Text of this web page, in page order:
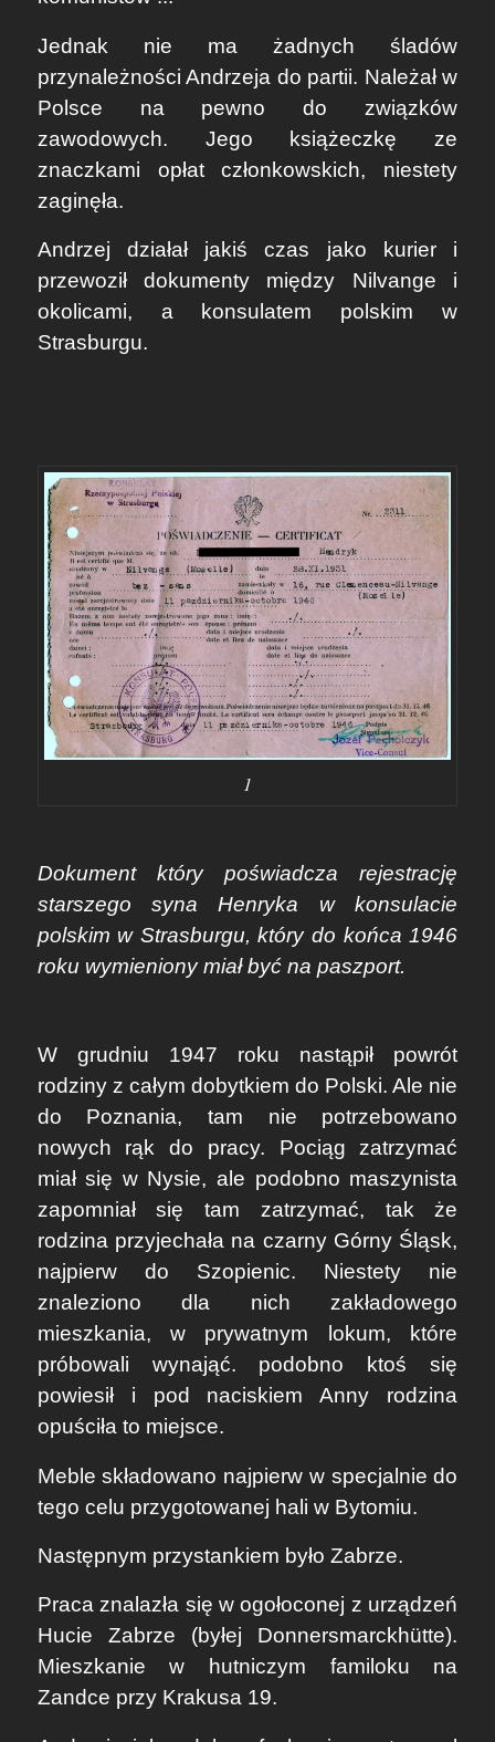
Jednak nie ma żadnych śladów
przynależności Andrzeja do partii. Należał w
Polsce na pewno do związków
zawodowych. Jego książeczkę ze
znaczkami opłat członkowskich, niestety
zaginęła.
Andrzej działał jakiś czas jako kurier i
przewoził dokumenty między Nilvange i
okolicami, a konsulatem polskim w
Strasburgu.
1
Dokument który poświadcza rejestrację
starszego syna Henryka w konsulacie
polskim w Strasburgu, który do końca 1946
roku wymieniony miał być na paszport.
W grudniu 1947 roku nastąpił powrót
rodziny z całym dobytkiem do Polski. Ale nie
do Poznania, tam nie potrzebowano
nowych rąk do pracy. Pociąg zatrzymać
miał się w Nysie, ale podobno maszynista
zapomniał się tam zatrzymać, tak że
rodzina przyjechała na czarny Górny Śląsk,
najpierw do Szopienic. Niestety nie
znaleziono dla nich zakładowego
mieszkania, w prywatnym lokum, które
próbowali wynająć. podobno ktoś się
powiesił i pod naciskiem Anny rodzina
opuściła to miejsce.
Meble składowano najpierw w specjalnie do
tego celu przygotowanej hali w Bytomiu.
Następnym przystankiem było Zabrze.
Praca znalazła się w ogołoconej z urządzeń
Hucie Zabrze (byłej Donnersmarckhütte).
Mieszkanie w hutniczym familoku na
Zandce przy Krakusa 19.